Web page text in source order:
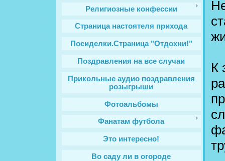
Религиозные конфессии
Cтраница настоятеля прихода
Посиделки.Страница "Отдохни!"
Поздравления на все случаи
Прикольные аудио поздравления
розыгрыши
Фотоальбомы
Фанатам футбола
Это интересно!
Во саду ли в огороде
К